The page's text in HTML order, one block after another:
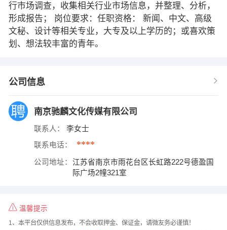
行市场调查，收集相关行业市场信息，并整理、分析，
形成报告； 岗位要求：任职资格： 新闻、中文、高级
文秘、设计等相关专业，大专及以上学历的；或喜欢策
划、想法较丰富的青年。
公司信息
南京驰麟文化传媒有限公司
联系人： 李女士
联系电话： ****
公司地址：
江苏省南京市雨花台区长虹路222号德盈国
际广场2幢321室
温馨提示
1、本平台仅供信息发布，不会收取押金、保证金，请微友务必谨慎！